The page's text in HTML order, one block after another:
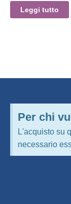
Leggi tutto
Per chi
L'acquisto su
necessario